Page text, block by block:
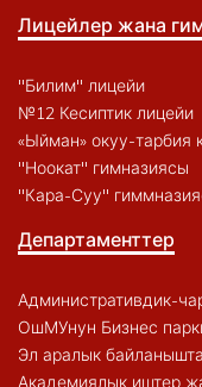
Лицейлер жана
"Билим" лицейи
№12 Кесиптик лицейи
«Ыйман» окуу-тарбия
"Ноокат" гимназиясы
"Кара-Суу"
Департаменттер
Административдик-
ОшМУнун Бизнес
Эл аралык
Академиялык иштер